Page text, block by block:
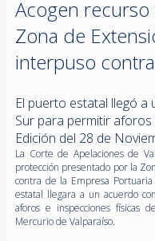
Acogen
Zona de
interpuso
El puerto estatal llegó
Sur para permitir
Edición del 28 de
La Corte de Apelaciones de
protección presentado por la
contra de la Empresa
estatal llegara a un acuerdo
aforos e inspecciones físicas
Mercurio de Valparaíso.